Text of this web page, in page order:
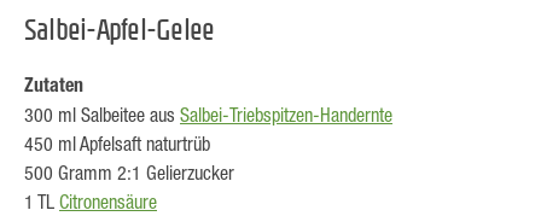
Salbei-Apfel-Gelee
Zutaten
300 ml Salbeitee aus Salbei-Triebspitzen-Handernte
450 ml Apfelsaft naturtrüb
500 Gramm 2:1 Gelierzucker
1 TL Citronensäure